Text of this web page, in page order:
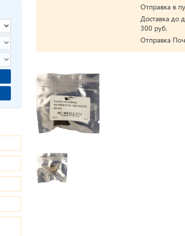
Отправка в
Доставка до
300 руб.
Отправка